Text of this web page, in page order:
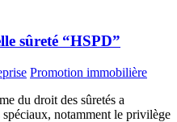
sûreté “HSPD”
Promotion immobilière
du droit des sûretés a
notamment le privilège